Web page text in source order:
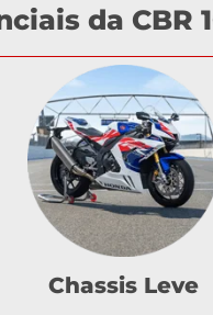
da CBR
Chassis Leve